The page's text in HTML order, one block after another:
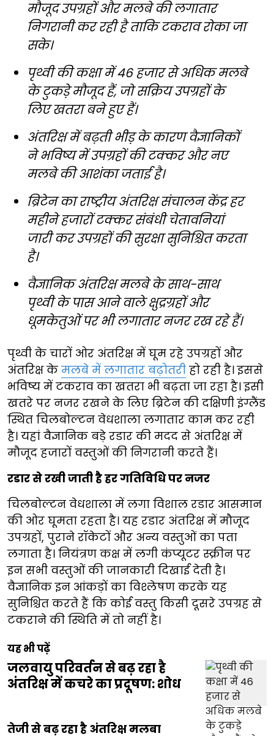
मौजूद उपग्रहों और मलबे की लगातार
निगरानी कर रही है ताकि टकराव रोका जा
सके।
पृथ्वी की कक्षा में 46 हजार से अधिक मलबे
के टुकड़े मौजूद हैं, जो सक्रिय उपग्रहों के
लिए खतरा बने हुए हैं।
अंतरिक्ष में बढ़ती भीड़ के कारण वैज्ञानिकों
ने भविष्य में उपग्रहों की टक्कर और नए
मलबे की आशंका जताई है।
ब्रिटेन का राष्ट्रीय अंतरिक्ष संचालन केंद्र हर
महीने हजारों टक्कर संबंधी चेतावनियां
जारी कर उपग्रहों की सुरक्षा सुनिश्चित करता
है।
वैज्ञानिक अंतरिक्ष मलबे के साथ-साथ
पृथ्वी के पास आने वाले क्षुद्रग्रहों और
धूमकेतुओं पर भी लगातार नजर रख रहे हैं।
पृथ्वी के चारों ओर अंतरिक्ष में घूम रहे उपग्रहों और
अंतरिक्ष के मलबे में लगातार बढ़ोतरी हो रही है। इससे
भविष्य में टकराव का खतरा भी बढ़ता जा रहा है। इसी
खतरे पर नजर रखने के लिए ब्रिटेन की दक्षिणी इंग्लैंड
स्थित चिलबोल्टन वेधशाला लगातार काम कर रही
है। यहां वैज्ञानिक बड़े रडार की मदद से अंतरिक्ष में
मौजूद हजारों वस्तुओं की निगरानी करते हैं।
रडार से रखी जाती है हर गतिविधि पर नजर
चिलबोल्टन वेधशाला में लगा विशाल रडार आसमान
की ओर घूमता रहता है। यह रडार अंतरिक्ष में मौजूद
उपग्रहों, पुराने रॉकेटों और अन्य वस्तुओं का पता
लगाता है। नियंत्रण कक्ष में लगी कंप्यूटर स्क्रीन पर
इन सभी वस्तुओं की जानकारी दिखाई देती है।
वैज्ञानिक इन आंकड़ों का विश्लेषण करके यह
सुनिश्चित करते हैं कि कोई वस्तु किसी दूसरे उपग्रह से
टकराने की स्थिति में तो नहीं है।
यह भी पढ़ें
जलवायु परिवर्तन से बढ़ रहा है
अंतरिक्ष में कचरे का प्रदूषण: शोध
तेजी से बढ़ रहा है अंतरिक्ष मलबा